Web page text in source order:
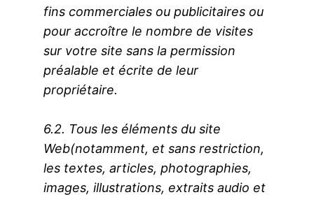
fins commerciales ou publicitaires ou
pour accroître le nombre de visites
sur votre site sans la permission
préalable et écrite de leur
propriétaire.
6.2. Tous les éléments du site
Web(notamment, et sans restriction,
les textes, articles, photographies,
images, illustrations, extraits audio et